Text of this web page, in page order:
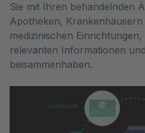
Sie mit Ihren behandelnden
Apotheken,
medizinischen Einrichtungen,
relevanten Informationen
beisammenhaben.